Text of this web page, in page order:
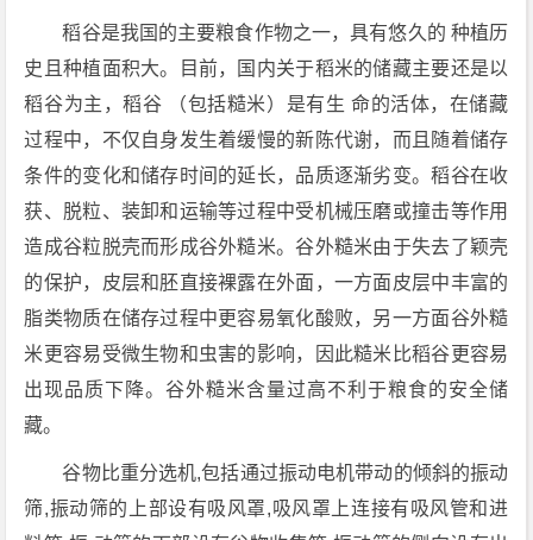
稻谷是我国的主要粮食作物之一，具有悠久的 种植历
史且种植面积大。目前，国内关于稻米的储藏主要还是以
稻谷为主，稻谷 （包括糙米）是有生 命的活体，在储藏
过程中，不仅自身发生着缓慢的新陈代谢，而且随着储存
条件的变化和储存时间的延长，品质逐渐劣变。稻谷在收
获、脱粒、装卸和运输等过程中受机械压磨或撞击等作用
造成谷粒脱壳而形成谷外糙米。谷外糙米由于失去了颖壳
的保护，皮层和胚直接裸露在外面，一方面皮层中丰富的
脂类物质在储存过程中更容易氧化酸败，另一方面谷外糙
米更容易受微生物和虫害的影响，因此糙米比稻谷更容易
出现品质下降。谷外糙米含量过高不利于粮食的安全储
藏。
谷物比重分选机,包括通过振动电机带动的倾斜的振动
筛,振动筛的上部设有吸风罩,吸风罩上连接有吸风管和进